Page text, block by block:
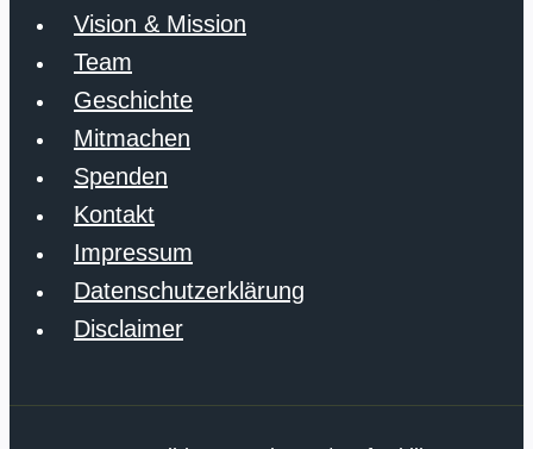
Vision & Mission
Team
Geschichte
Mitmachen
Spenden
Kontakt
Impressum
Datenschutzerklärung
Disclaimer